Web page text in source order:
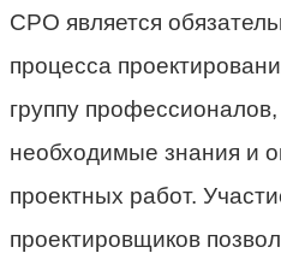
СРО является
процесса
группу
необходимые знания и
проектных работ.
проектировщиков